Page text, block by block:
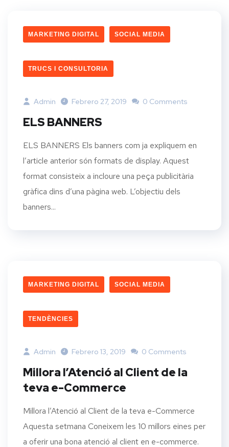
MARKETING DIGITAL SOCIAL MEDIA
TRUCS I CONSULTORIA
Admin Febrero 27, 2019 0 Comments
ELS BANNERS
ELS BANNERS Els banners com ja expliquem en
l’article anterior són formats de display. Aquest
format consisteix a incloure una peça publicitària
gràfica dins d’una pàgina web. L’objectiu dels
banners...
MARKETING DIGITAL SOCIAL MEDIA
TENDÈNCIES
Admin Febrero 13, 2019 0 Comments
Millora l’Atenció al Client de la
teva e-Commerce
Millora l’Atenció al Client de la teva e-Commerce
Aquesta setmana Coneixem les 10 millors eines per
a oferir una bona atenció al client en e-commerce.